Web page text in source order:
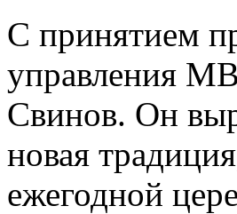
С принятием
управления
Свинов. Он
новая
ежегодной